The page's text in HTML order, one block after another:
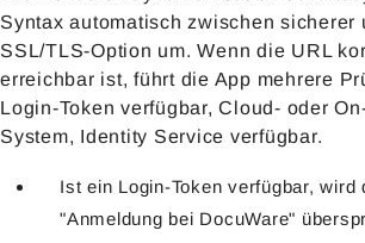
Syntax automatisch zwischen sicherer
SSL/TLS-Option um. Wenn die URL
erreichbar ist, führt die App mehrere
Login-Token verfügbar, Cloud- oder
System, Identity Service verfügbar.
Ist ein Login-Token verfügbar, wird
"Anmeldung bei DocuWare"